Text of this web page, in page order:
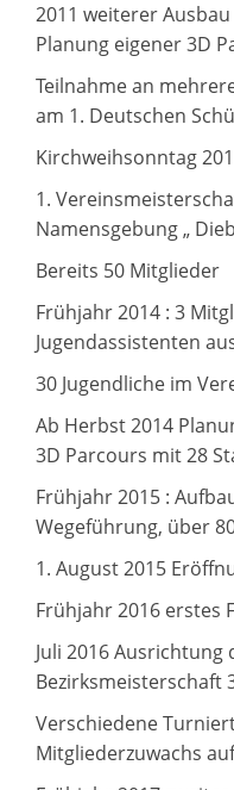
2011 weiterer
Planung eigener 3D
Teilnahme an
am 1. Deutschen
Kirchweihsonntag
1.
Namensgebung „
Bereits 50 Mitglieder
Frühjahr 2014 : 3
Jugendassistenten
30 Jugendliche im
Ab Herbst 2014
3D Parcours mit 28
Frühjahr 2015 :
Wegeführung, über
1. August 2015
Frühjahr 2016 erstes
Juli 2016
Bezirksmeisterschaft
Verschiedene
Mitgliederzuwachs